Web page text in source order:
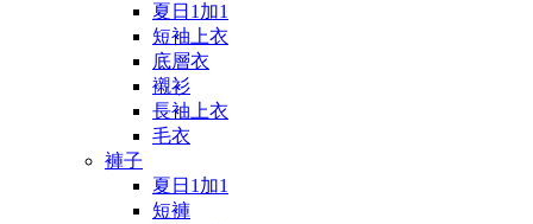
夏日1加1
短袖上衣
底層衣
襯衫
長袖上衣
毛衣
褲子
夏日1加1
短褲